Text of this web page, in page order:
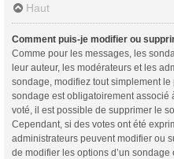
Haut
Comment puis-je modifier ou
Comme pour les messages, les
leur auteur, les modérateurs et les
sondage, modifiez tout simplement
sondage est obligatoirement associé
voté, il est possible de supprimer le
Cependant, si des votes ont été
administrateurs peuvent modifier ou
de modifier les options d’un sondage